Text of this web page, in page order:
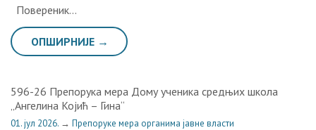
Повереник…
ОПШИРНИЈЕ →
596-26 Препорука мера Дому ученика средњих школа
„Ангелина Којић – Гина“
01. јул 2026. → Препоруке мера органима јавне власти